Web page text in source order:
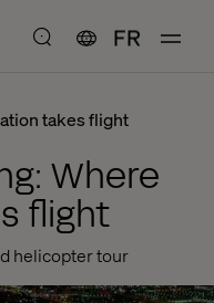
FR
takes flight
Where
flight
helicopter tour